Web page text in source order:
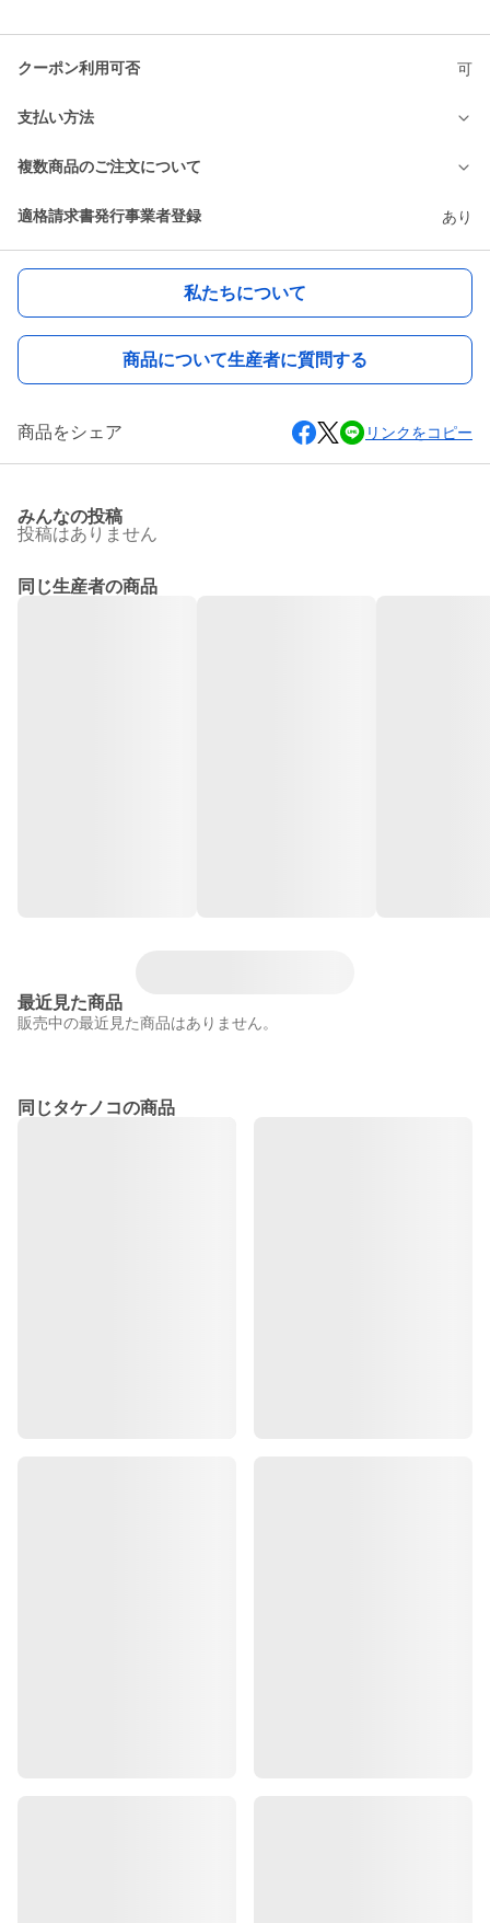
クーポン利用可否 可
支払い方法
複数商品のご注文について
適格請求書発行事業者登録 あり
私たちについて
商品について生産者に質問する
商品をシェア リンクをコピー
みんなの投稿
投稿はありません
同じ生産者の商品
最近見た商品
販売中の最近見た商品はありません。
同じタケノコの商品